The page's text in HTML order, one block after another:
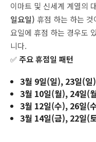
이마트 및 신세계 계열의
일요일) 휴점 하는 하는
요일에 휴점 하는 경우도
니다.
✅주요 휴점일 패턴
3월 9일(일), 23일(일)
3월 10일(월), 24일(
3월 12일(수), 26일(
3월 14일(금), 22일(